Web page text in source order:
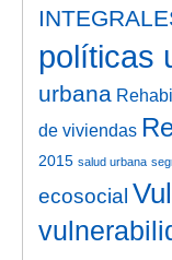
políticas
urbana
de viviendas
2015 salud urbana
ecosocial